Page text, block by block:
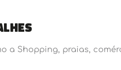
a Shopping, praias,